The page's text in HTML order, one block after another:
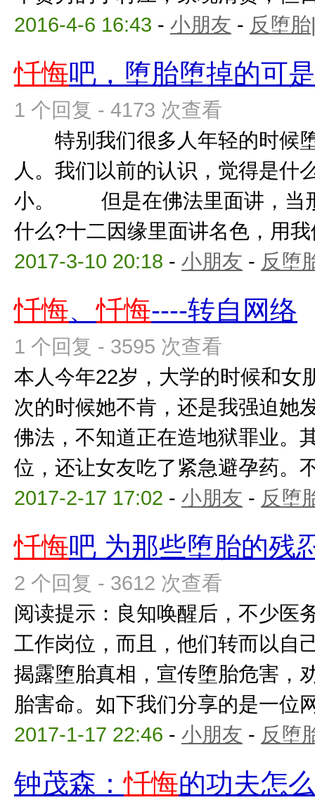
2016-4-6 16:43 - 小朋友 - 反堕
忏悔吧，堕胎堕掉的可
1 个回复 - 4173 次查看
特别我们很多人年轻的时候
人。我们以前的认识，觉得是什
小。 但是在佛法里面讲，当
什么?十二因缘里面讲名色，用
2017-3-10 20:18 - 小朋友 - 反堕
忏悔、忏悔----转自网络
1 个回复 - 3595 次查看
本人今年22岁，大学的时候和女
次的时候她不肯，还是我强迫她
佛法，不知道正在造地狱罪业。
位，还让女友吃了紧急避孕药。
2017-2-17 17:02 - 小朋友 - 反堕
忏悔吧 为那些堕胎的残
2 个回复 - 3612 次查看
阅读提示：良知唤醒后，不少医
工作岗位，而且，他们转而以自
揭露堕胎真相，宣传堕胎危害，
胎害命。如下我们分享的是一位
2017-1-17 22:46 - 小朋友 - 反堕
钟茂森：忏悔的功夫怎